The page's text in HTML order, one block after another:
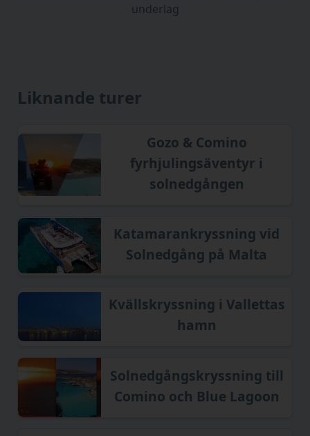
underlag
Liknande turer
Gozo & Comino
fyrhjulingsäventyr i
solnedgången
Katamarankryssning vid
Solnedgång på Malta
Kvällskryssning i Vallettas
hamn
Solnedgångskryssning till
Comino och Blue Lagoon